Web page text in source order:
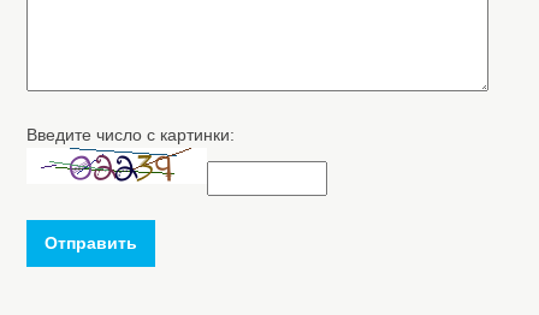
Введите число с картинки:
Отправить